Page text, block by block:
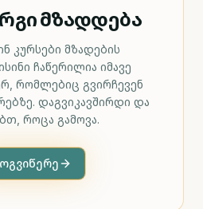
მზადდება
კურსები მზადების
ჩაწერილია იმავე
რომლებიც გვირჩევენ
დაგვიკავშირდი და
როცა გამოვა.